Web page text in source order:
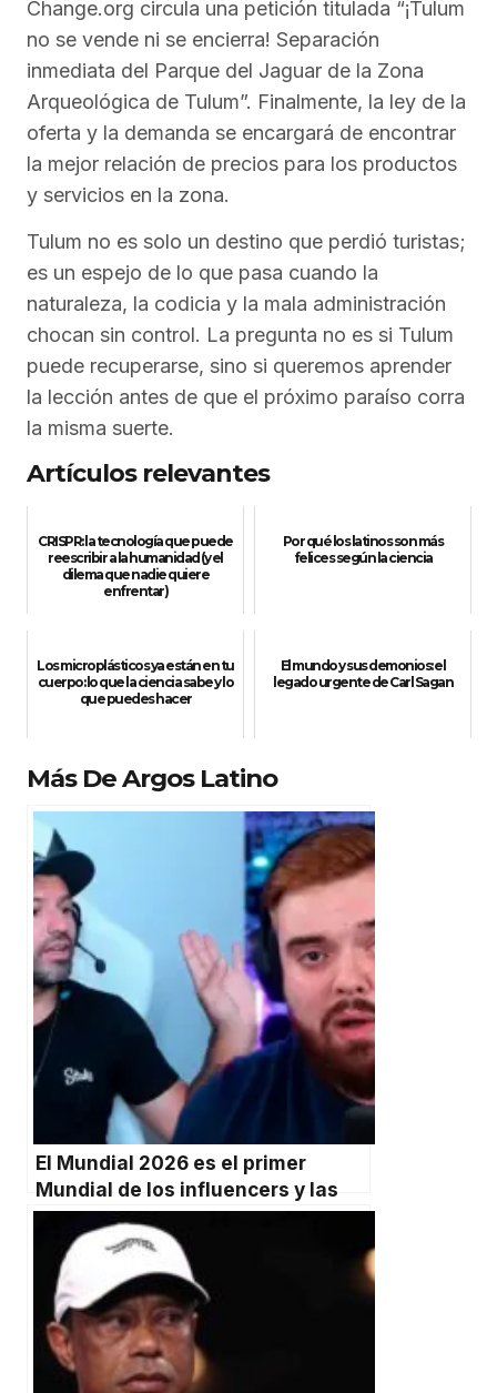
Change.org circula una petición titulada “¡Tulum
no se vende ni se encierra! Separación
inmediata del Parque del Jaguar de la Zona
Arqueológica de Tulum”. Finalmente, la ley de la
oferta y la demanda se encargará de encontrar
la mejor relación de precios para los productos
y servicios en la zona.
Tulum no es solo un destino que perdió turistas;
es un espejo de lo que pasa cuando la
naturaleza, la codicia y la mala administración
chocan sin control. La pregunta no es si Tulum
puede recuperarse, sino si queremos aprender
la lección antes de que el próximo paraíso corra
la misma suerte.
Artículos relevantes
CRISPR: la tecnología que puede
reescribir a la humanidad (y el
dilema que nadie quiere
enfrentar)
Por qué los latinos son más
felices según la ciencia
Los microplásticos ya están en tu
cuerpo: lo que la ciencia sabe y lo
que puedes hacer
El mundo y sus demonios: el
legado urgente de Carl Sagan
Más De Argos Latino
El Mundial 2026 es el primer
Mundial de los influencers y las
redes sociales